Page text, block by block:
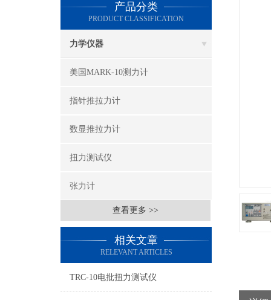
产品分类
PRODUCT CLASSIFICATION
力学仪器
美国MARK-10测力计
指针推拉力计
数显推拉力计
扭力测试仪
张力计
查看更多 >>
相关文章
RELEVANT ARTICLES
TRC-10电批扭力测试仪